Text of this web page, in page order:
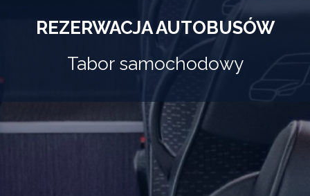
Tabor samochodowy
REZERWACJA AUTOBUSÓW